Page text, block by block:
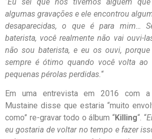
algumas gravações e ele encontrou
desaparecidas, o que é para mim…
baterista, você realmente não vai ouvi-
não sou baterista, e eu os ouvi,
sempre é ótimo quando você volta ao
pequenas pérolas perdidas. “
Em uma entrevista em 2016 com a
Mustaine disse que estaria “muito
como” re-gravar todo o álbum “Killing“. “
eu gostaria de voltar no tempo e fazer